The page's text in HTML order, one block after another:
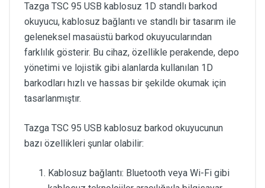
Tazga TSC 95 USB kablosuz 1D standlı barkod
okuyucu, kablosuz bağlantı ve standlı bir tasarım ile
geleneksel masaüstü barkod okuyucularından
farklılık gösterir. Bu cihaz, özellikle perakende, depo
yönetimi ve lojistik gibi alanlarda kullanılan 1D
barkodları hızlı ve hassas bir şekilde okumak için
tasarlanmıştır.
Tazga TSC 95 USB kablosuz barkod okuyucunun
bazı özellikleri şunlar olabilir:
Kablosuz bağlantı: Bluetooth veya Wi-Fi gibi